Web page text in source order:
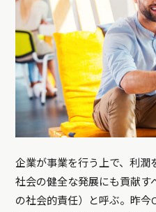
企業が事業を行う上で、利潤
社会の健全な発展にも貢献す
の社会的責任）と呼ぶ。昨今